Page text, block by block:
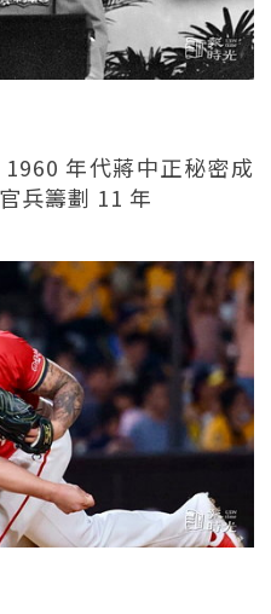
1960 年代蔣中正秘密成
兵籌劃 11 年